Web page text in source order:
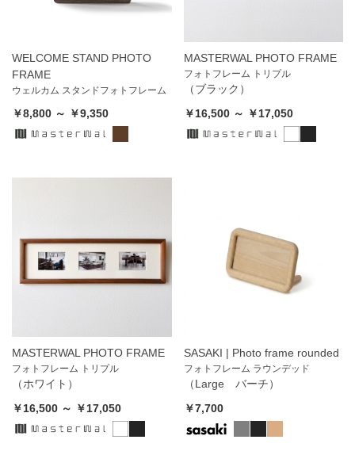
WELCOME STAND PHOTO
FRAME
ウェルカム スタンドフォトフレーム
￥8,800 ～ ￥9,350
MASTERWAL PHOTO FRAME
フォトフレーム トリプル
（ブラック）
￥16,500 ～ ￥17,050
MASTERWAL PHOTO FRAME
フォトフレーム トリプル
（ホワイト）
￥16,500 ～ ￥17,050
SASAKI | Photo frame rounded
フォトフレーム ラウンデッド
（Large バーチ）
￥7,700